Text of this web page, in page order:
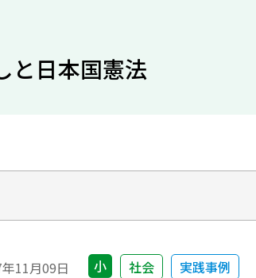
と日本国憲法
11月09日 小 社会 実践事例